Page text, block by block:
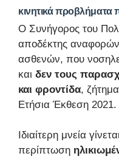
κινητικά
Ο Συνήγορος του
αποδέκτης αναφορών
ασθενών, που
και δεν τους
και φροντίδα,
Ετήσια Έκθεση 2021.
Ιδιαίτερη μνεία
περίπτωση